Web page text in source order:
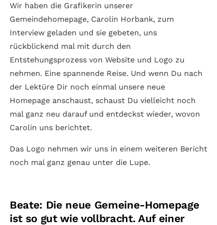
Wir haben die Grafikerin unserer
Gemeindehomepage, Carolin Horbank, zum
Interview geladen und sie gebeten, uns
rückblickend mal mit durch den
Entstehungsprozess von Website und Logo zu
nehmen. Eine spannende Reise. Und wenn Du nach
der Lektüre Dir noch einmal unsere neue
Homepage anschaust, schaust Du vielleicht noch
mal ganz neu darauf und entdeckst wieder, wovon
Carolin uns berichtet.
Das Logo nehmen wir uns in einem weiteren Bericht
noch mal ganz genau unter die Lupe.
Beate: Die neue Gemeine-Homepage
ist so gut wie vollbracht. Auf einer